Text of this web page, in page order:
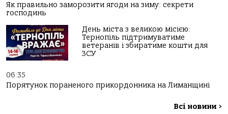
Як правильно заморозити ягоди на зиму: секрети
господинь
День міста з великою місією:
Тернопіль підтримуватиме
ветеранів і збиратиме кошти для
ЗСУ
06:35
Порятунок пораненого прикордонника на Лиманщині
Всі новини >